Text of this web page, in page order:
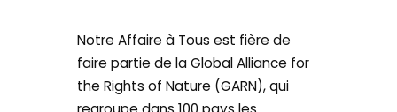
Notre Affaire à Tous est fière de
faire partie de la Global Alliance for
the Rights of Nature (GARN), qui